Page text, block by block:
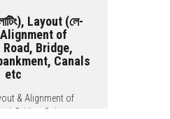
Layout (লে-
of
Bridge,
Canals
etc
& Alignment of
Bridge, Culvert,